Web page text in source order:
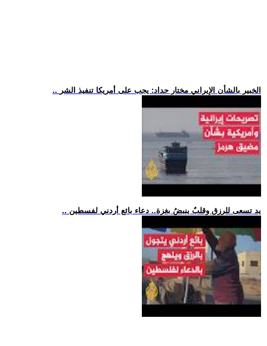
.. الخبير بالشأن الإيراني مختار حداد: يجب على أمريكا تنفيذ الشر
.. يد تسعى للرزق وقلبٌ ينبضُ بغزة.. دعاء بائع أردني لفسطين